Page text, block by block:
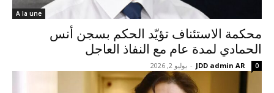
A la une
محكمة الاستئناف تؤيّد الحكم بسجن أنس
الحمادي لمدة عام مع النفاذ العاجل
JDD admin AR
- يوليو 2, 2026 0